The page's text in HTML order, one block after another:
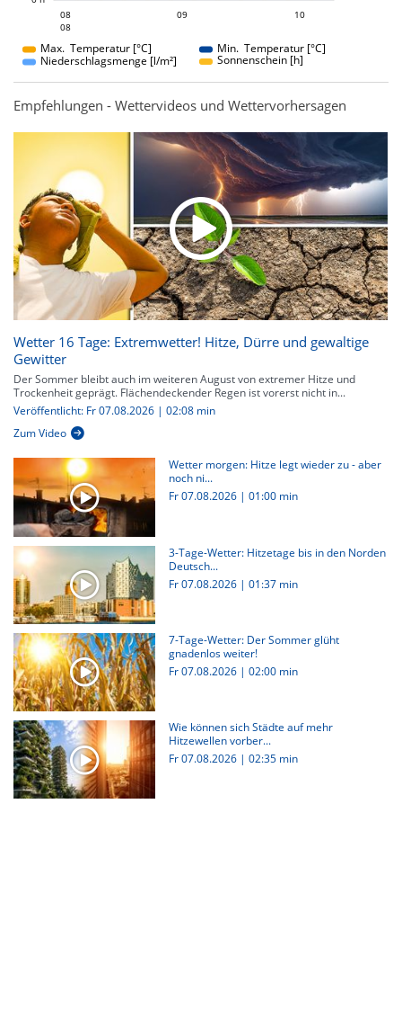
08
08
09 10
Max. Temperatur [°C]
Min. Temperatur [°C]
Niederschlagsmenge [l/m²]
Sonnenschein [h]
Empfehlungen - Wettervideos und Wettervorhersagen
Wetter 16 Tage: Extremwetter! Hitze, Dürre und gewaltige
Gewitter
Der Sommer bleibt auch im weiteren August von extremer Hitze und
Trockenheit geprägt. Flächendeckender Regen ist vorerst nicht in...
Veröffentlicht: Fr 07.08.2026 | 02:08 min
Zum Video
Wetter morgen: Hitze legt wieder zu - aber
noch ni...
Fr 07.08.2026 | 01:00 min
3-Tage-Wetter: Hitzetage bis in den Norden
Deutsch...
Fr 07.08.2026 | 01:37 min
7-Tage-Wetter: Der Sommer glüht
gnadenlos weiter!
Fr 07.08.2026 | 02:00 min
Wie können sich Städte auf mehr
Hitzewellen vorber...
Fr 07.08.2026 | 02:35 min